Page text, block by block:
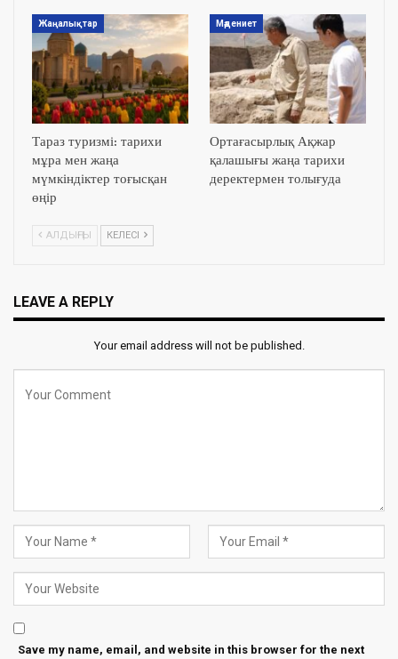
Жаңалықтар
Тараз туризмі: тарихи
мұра мен жаңа
мүмкіндіктер тоғысқан
өңір
Мәдениет
Ортағасырлық Ақжар
қалашығы жаңа тарихи
деректермен толығуда
АЛДЫҢҒЫ КЕЛЕСІ
LEAVE A REPLY
Your email address will not be published.
Save my name, email, and website in this browser for the next